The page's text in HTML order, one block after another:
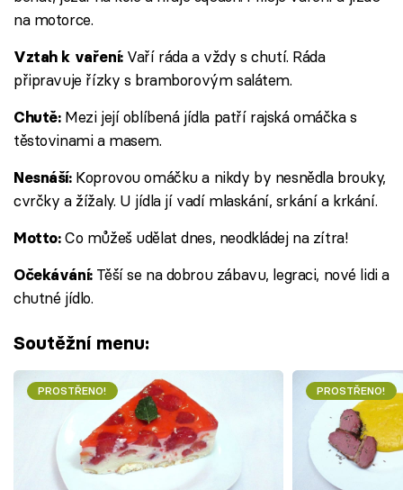
na motorce.
Vztah k vaření: Vaří ráda a vždy s chutí. Ráda
připravuje řízky s bramborovým salátem.
Chutě: Mezi její oblíbená jídla patří rajská omáčka s
těstovinami a masem.
Nesnáší: Koprovou omáčku a nikdy by nesnědla brouky,
cvrčky a žížaly. U jídla jí vadí mlaskání, srkání a krkání.
Motto:Co můžeš udělat dnes, neodkládej na zítra!
Očekávání: Těší se na dobrou zábavu, legraci, nové lidi a
chutné jídlo.
Soutěžní menu:
PROSTŘENO! PROSTŘENO!